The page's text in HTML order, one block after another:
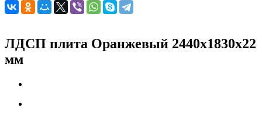
ЛДСП плита Оранжевый 2440х1830x22
мм